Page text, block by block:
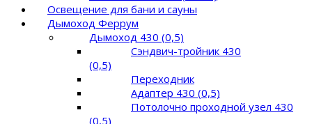
Освещение для бани и сауны
Дымоход Феррум
Дымоход 430 (0,5)
Сэндвич-тройник 430
(0,5)
Переходник
Адаптер 430 (0,5)
Потолочно проходной узел 430
(0,5)